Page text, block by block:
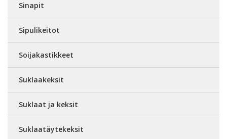
Sinapit
Sipulikeitot
Soijakastikkeet
Suklaakeksit
Suklaat ja keksit
Suklaatäytekeksit